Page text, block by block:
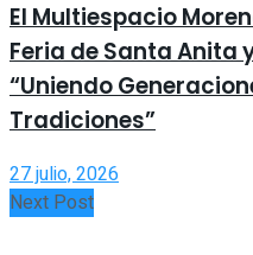
El Multiespacio
Feria de Santa Anita
“Uniendo
Tradiciones”
27 julio, 2026
Next Post